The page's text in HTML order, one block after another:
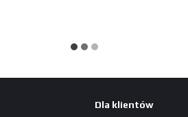
Dla klientów